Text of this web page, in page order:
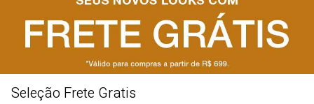
Seleção Frete Gratis